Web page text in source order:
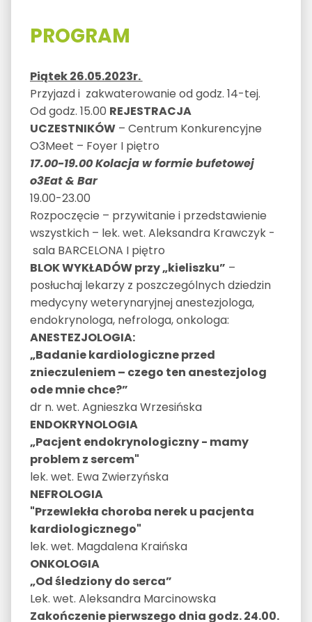
PROGRAM
Piątek 26.05.2023r.
Przyjazd i zakwaterowanie od godz. 14-tej.
Od godz. 15.00 REJESTRACJA
UCZESTNIKÓW– Centrum Konkurencyjne
O3Meet – Foyer I piętro
17.00-19.00 Kolacja w formie bufetowej
o3Eat & Bar
19.00-23.00
Rozpoczęcie – przywitanie i przedstawienie
wszystkich – lek. wet. Aleksandra Krawczyk -
sala BARCELONA I piętro
BLOK WYKŁADÓW przy „kieliszku” –
posłuchaj lekarzy z poszczególnych dziedzin
medycyny weterynaryjnej anestezjologa,
endokrynologa, nefrologa, onkologa:
ANESTEZJOLOGIA:
„Badanie kardiologiczne przed
znieczuleniem – czego ten anestezjolog
ode mnie chce?”
dr n. wet. Agnieszka Wrzesińska
ENDOKRYNOLOGIA
„Pacjent endokrynologiczny - mamy
problem z sercem"
lek. wet. Ewa Zwierzyńska
NEFROLOGIA
"Przewlekła choroba nerek u pacjenta
kardiologicznego"
lek. wet. Magdalena Kraińska
ONKOLOGIA
„Od śledziony do serca”
Lek. wet. Aleksandra Marcinowska
Zakończenie pierwszego dnia godz. 24.00.